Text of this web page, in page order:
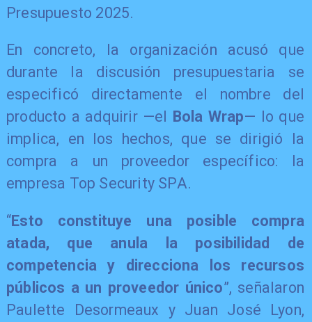
Presupuesto 2025.
En concreto, la organización acusó que
durante la discusión presupuestaria se
especificó directamente el nombre del
producto a adquirir —el Bola Wrap— lo que
implica, en los hechos, que se dirigió la
compra a un proveedor específico: la
empresa Top Security SPA.
“Esto constituye una posible compra
atada, que anula la posibilidad de
competencia y direcciona los recursos
públicos a un proveedor único”, señalaron
Paulette Desormeaux y Juan José Lyon,